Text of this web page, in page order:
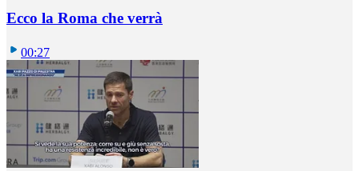
Ecco la Roma che verrà
00:27